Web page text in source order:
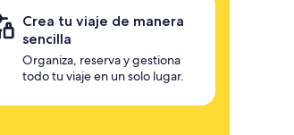
Crea tu viaje de manera
sencilla
Organiza, reserva y gestiona
todo tu viaje en un solo lugar.